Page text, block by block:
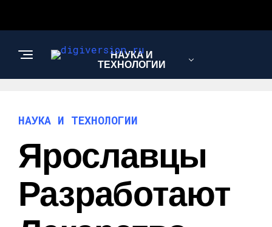
НАУКА И
ТЕХНОЛОГИИ
НАУКА И ТЕХНОЛОГИИ
Ярославцы
Разработают